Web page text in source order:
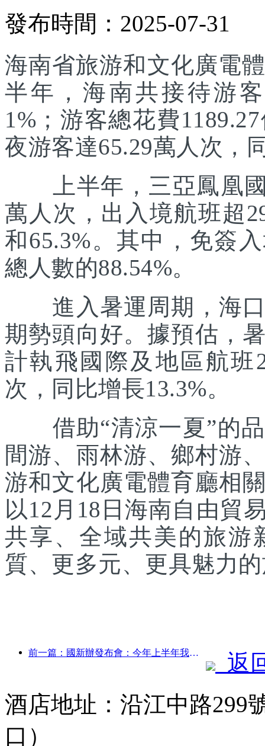
發布時間：2025-07-31
海南省旅游和文化廣電
半年，海南共接待游
1%；游客總花費
夜游客達65.29萬人次，
上半年，三亞鳳凰國
萬人次，出入境航班超
和65.3%。其中，免簽
總人數的88.54%。
進入暑運周期，海口
期勢頭向好。據預估，
計執飛國際及地區航班
次，同比增長13.3%。
借助“清涼一夏”的品
間游、雨林游、鄉村游
游和文化廣電體育廳相
以12月18日海南自由貿
共享、全域共美的旅游
質、更多元、更具魅力
前一篇：國新辦發布會：今年上半年我國跨境旅行收入增長42%
返
酒店地址：沿江中路299
口）